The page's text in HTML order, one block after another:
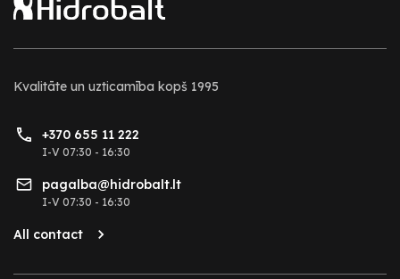
Kvalitāte un uzticamība kopš 1995
+370 655 11 222
I-V 07:30 - 16:30
pagalba@hidrobalt.lt
I-V 07:30 - 16:30
All contact